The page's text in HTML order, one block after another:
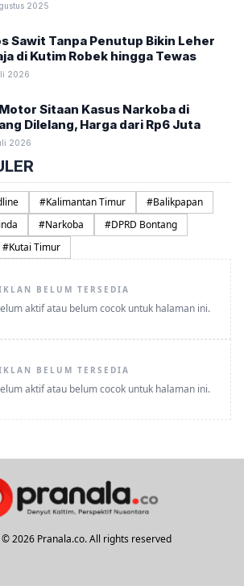
2025
Sawit Tanpa Penutup Bikin Leher
di Kutim Robek hingga Tewas
2026
Sitaan Kasus Narkoba di
Dilelang, Harga dari Rp6 Juta
2026
#Kalimantan Timur #Balikpapan
#Narkoba #DPRD Bontang
#Kutai Timur
BELUM TERSEDIA
aktif atau belum cocok untuk halaman ini.
BELUM TERSEDIA
aktif atau belum cocok untuk halaman ini.
2026 Pranala.co. All rights reserved